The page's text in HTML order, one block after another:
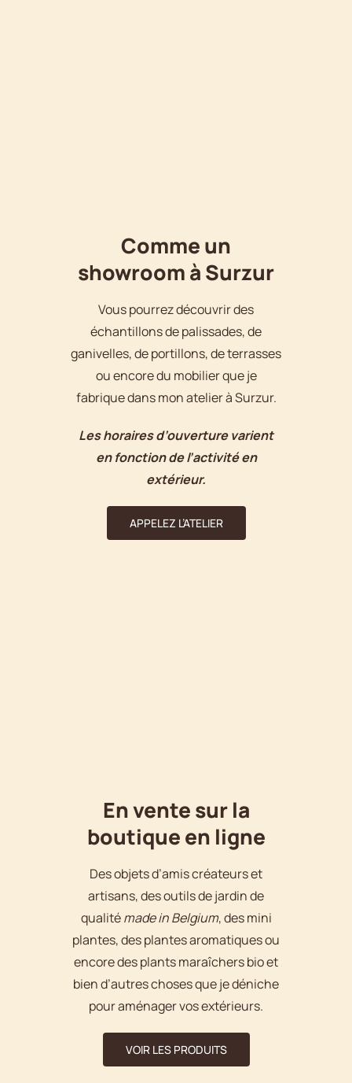
Comme un
showroom à Surzur
Vous pourrez découvrir des
échantillons de palissades, de
ganivelles, de portillons, de terrasses
ou encore du mobilier que je
fabrique dans mon atelier à Surzur.
Les horaires d’ouverture varient
en fonction de l’activité en
extérieur.
APPELEZ L’ATELIER
En vente sur la
boutique en ligne
Des objets d’amis créateurs et
artisans, des outils de jardin de
qualitémade in Belgium, des mini
plantes, des plantes aromatiques ou
encore des plants maraîchers bio et
bien d’autres choses que je déniche
pour aménager vos extérieurs.
VOIR LES PRODUITS